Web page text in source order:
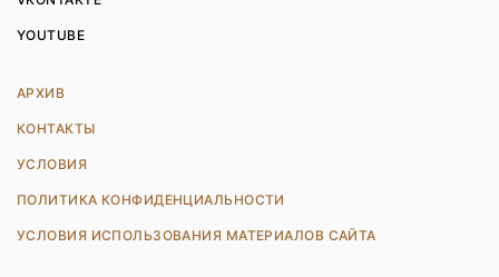
YOUTUBE
АРХИВ
КОНТАКТЫ
УСЛОВИЯ
ПОЛИТИКА КОНФИДЕНЦИАЛЬНОСТИ
УСЛОВИЯ ИСПОЛЬЗОВАНИЯ МАТЕРИАЛОВ САЙТА